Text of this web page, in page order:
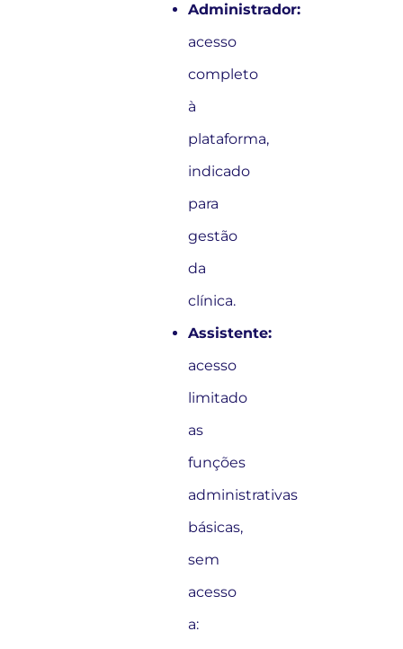
Administrador:
acesso
completo
à
plataforma,
indicado
para
gestão
da
clínica.
Assistente:
acesso
limitado
as
funções
administrativas
básicas,
sem
acesso
a: